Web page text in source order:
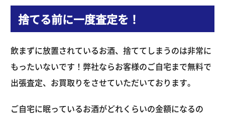
捨てる前に一度査定を！
飲まずに放置されているお酒、捨ててしまうのは非常に
もったいないです！弊社ならお客様のご自宅まで無料で
出張査定、お買取りをさせていただいております。
ご自宅に眠っているお酒がどれくらいの金額になるの